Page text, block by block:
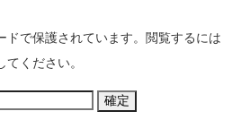
ドで保護されています。閲覧するには
ください。